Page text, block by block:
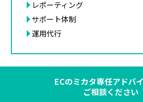
レポーティング
サポート体制
運用代行
ECのミカタ専任アドバ
ご相談ください